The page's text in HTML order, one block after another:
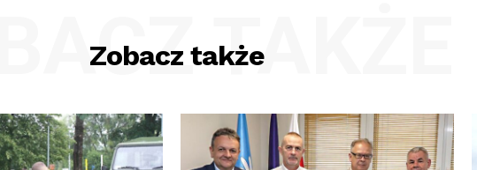
Zobacz takżeTAKŻE